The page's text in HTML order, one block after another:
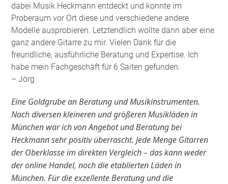
dabei Musik Heckmann entdeckt und konnte im
Proberaum vor Ort diese und verschiedene andere
Modelle ausprobieren. Letztendlich wollte dann aber eine
ganz andere Gitarre zu mir. Vielen Dank für die
freundliche, ausführliche Beratung und Expertise. Ich
habe mein Fachgeschäft für 6 Saiten gefunden.
– Jörg
Eine Goldgrube an Beratung und Musikinstrumenten.
Nach diversen kleineren und größeren Musikläden in
München war ich von Angebot und Beratung bei
Heckmann sehr positiv überrascht. Jede Menge Gitarren
der Oberklasse im direkten Vergleich – das kann weder
der online Handel, noch die etablierten Läden in
München. Für die exzellente Beratung und die